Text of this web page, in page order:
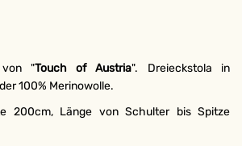
von "Touch of Austria". Dreieckstola in
100% Merinowolle.
200cm, Länge von Schulter bis Spitze
SIE
NEWSLETTER!